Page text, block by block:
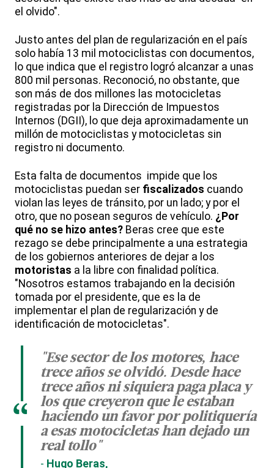
el olvido".
Justo antes del plan de regularización en el país
solo había 13 mil motociclistas con documentos,
lo que indica que el registro logró alcanzar a unas
800 mil personas. Reconoció, no obstante, que
son más de dos millones las motocicletas
registradas por la Dirección de Impuestos
Internos (DGII), lo que deja aproximadamente un
millón de motociclistas y motocicletas sin
registro ni documento.
Esta falta de documentos impide que los
motociclistas puedan ser fiscalizados cuando
violan las leyes de tránsito, por un lado; y por el
otro, que no posean seguros de vehículo. ¿Por
qué no se hizo antes? Beras cree que este
rezago se debe principalmente a una estrategia
de los gobiernos anteriores de dejar a los
motoristas a la libre con finalidad política.
"Nosotros estamos trabajando en la decisión
tomada por el presidente, que es la de
implementar el plan de regularización y de
identificación de motocicletas".
"Ese sector de los motores, hace
trece años se olvidó. Desde hace
trece años ni siquiera paga placa y
los que creyeron que le estaban
haciendo un favor por politiquería
a esas motocicletas han dejado un
real tollo"
Hugo Beras,
“